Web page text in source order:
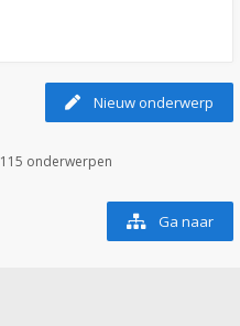
Nieuw onderwerp
115 onderwerpen
Ga naar